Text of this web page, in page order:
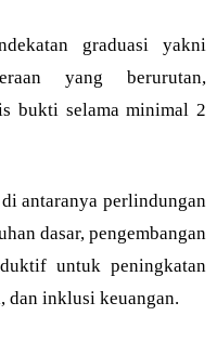
graduasi yakni
yang berurutan,
bukti selama minimal 2
antaranya perlindungan
dasar, pengembangan
untuk peningkatan
dan inklusi keuangan.